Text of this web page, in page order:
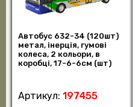
Автобус 632-34 (120шт)
метал, інерція, гумові
колеса, 2 кольори, в
коробці, 17-6-6см (шт)
Артикул: 197455